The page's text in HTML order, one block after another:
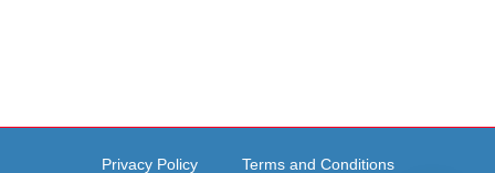
Privacy Policy Terms and Conditions